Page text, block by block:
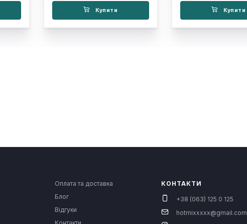
Купити Купити
Оплата та доставка
Блог
Відгуки
КОНТАКТИ
+38 (063) 125 0 125
hotmixxxxx@gmail.com